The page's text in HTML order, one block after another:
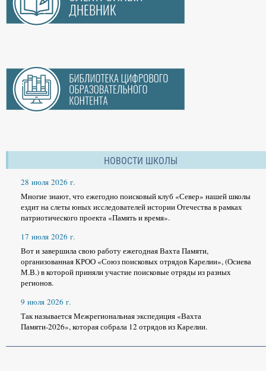
НОВОСТИ ШКОЛЫ
28 июля 2026 г.
Многие знают, что ежегодно поисковый клуб «Север» нашей школы
ездит на слеты юных исследователей истории Отечества в рамках
патриотического проекта «Память и время».
17 июля 2026 г.
Вот и завершила свою работу ежегодная Вахта Памяти,
организованная КРОО «Союз поисковых отрядов Карелии», (Осиева
М.В.) в которой приняли участие поисковые отряды из разных
регионов.
9 июля 2026 г.
Так называется Межрегиональная экспедиция «Вахта
Памяти-2026», которая собрала 12 отрядов из Карелии.